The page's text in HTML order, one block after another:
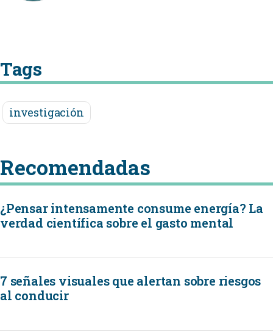
Tags
investigación
Recomendadas
¿Pensar intensamente consume energía? La
verdad científica sobre el gasto mental
7 señales visuales que alertan sobre riesgos
al conducir